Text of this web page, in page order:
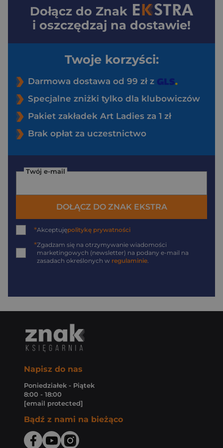
Dołącz do Znak
i oszczędzaj na dostawie!
Twoje korzyści:
Darmowa dostawa od 99 zł z
Specjalne zniżki tylko dla klubowiczów
Pakiet zakładek Art Ladies za 1 zł
Brak opłat za uczestnictwo
Twój e-mail
DOŁĄCZ DO ZNAK EKSTRA
*Akceptujępolitykę prywatności
*Zgadzam się na otrzymywanie wiadomości
marketingowych (newsletter) na podany e-mail na
zasadach określonych w regulaminie.
Napisz do nas
Poniedziałek - Piątek
8:00 - 18:00
[email protected]
Bądź z nami na bieżąco